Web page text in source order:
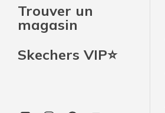
Trouver un
magasin
Skechers VIP⭐